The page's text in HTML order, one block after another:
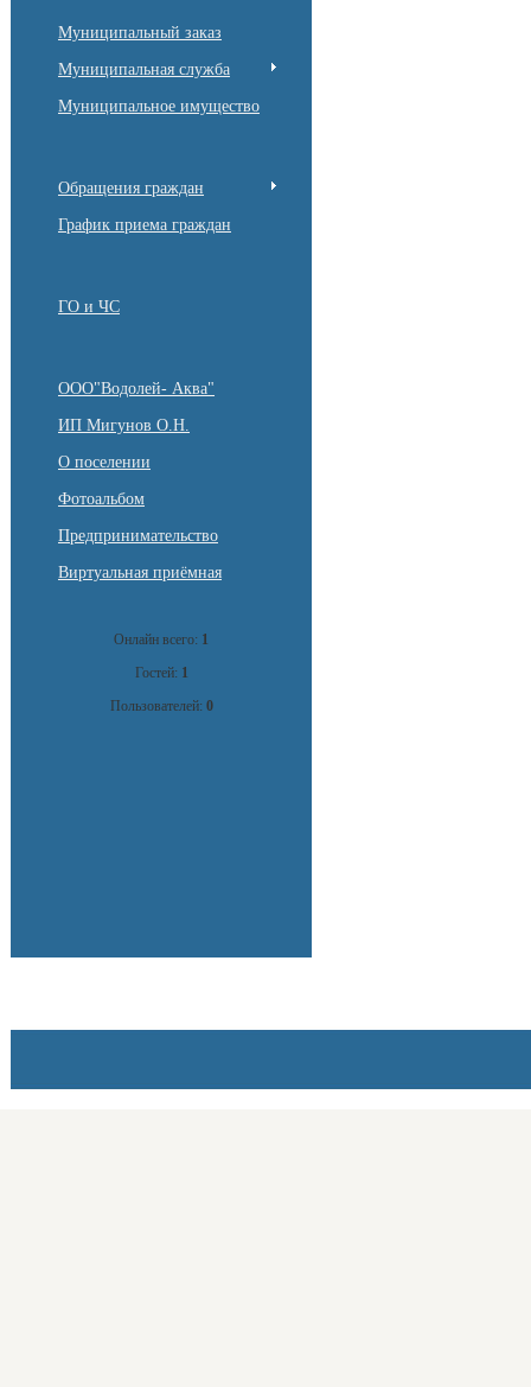
Муниципальный заказ
Муниципальная служба
Муниципальное имущество
Обращения граждан
График приема граждан
ГО и ЧС
ООО"Водолей- Аква"
ИП Мигунов О.Н.
О поселении
Фотоальбом
Предпринимательство
Виртуальная приёмная
Онлайн всего: 1
Гостей: 1
Пользователей: 0